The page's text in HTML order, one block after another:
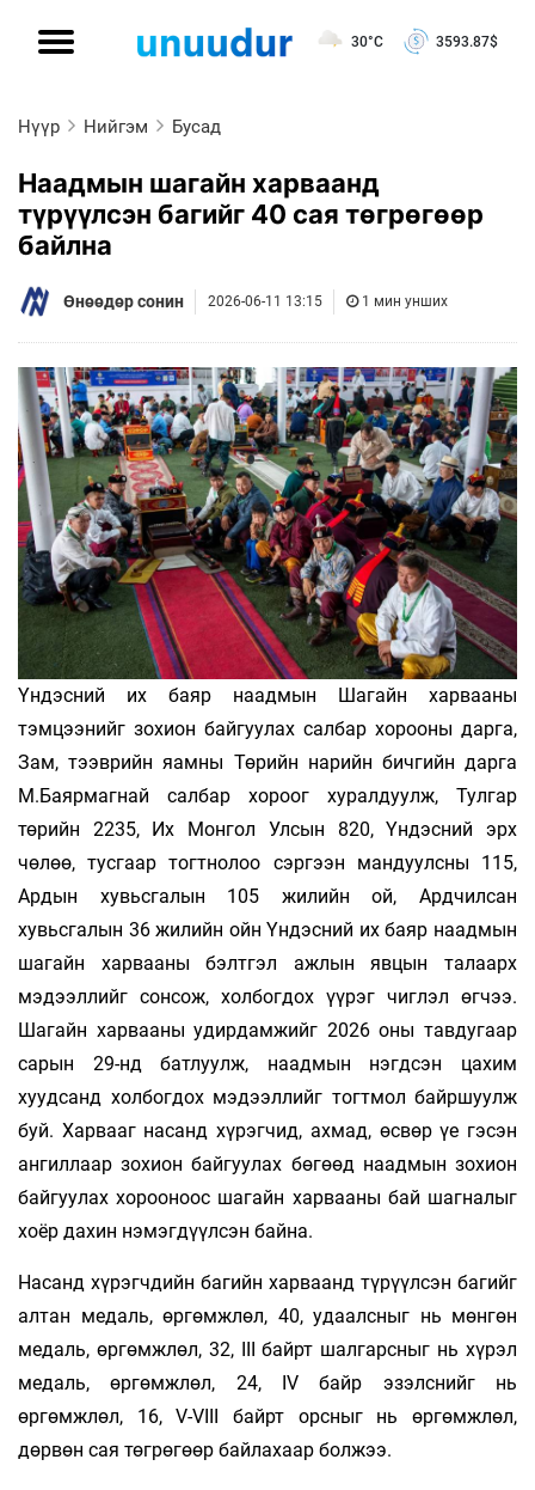
30°C 3593.87$
Нүүр Нийгэм Бусад
Наадмын шагайн харваанд
түрүүлсэн багийг 40 сая төгрөгөөр
байлна
Өнөөдөр сонин 2026-06-11 13:15 1 мин унших
Үндэсний их баяр наадмын Шагайн харвааны
тэмцээнийг зохион байгуулах салбар хорооны дарга,
Зам, тээврийн яамны Төрийн нарийн бичгийн дарга
М.Баярмагнай салбар хороог хуралдуулж, Тулгар
төрийн 2235, Их Монгол Улсын 820, Үндэсний эрх
чөлөө, тусгаар тогтнолоо сэргээн мандуулсны 115,
Ардын хувьсгалын 105 жилийн ой, Ардчилсан
хувьсгалын 36 жилийн ойн Үндэсний их баяр наадмын
шагайн харвааны бэлтгэл ажлын явцын талаарх
мэдээллийг сонсож, холбогдох үүрэг чиглэл өгчээ.
Шагайн харвааны удирдамжийг 2026 оны тавдугаар
сарын 29-нд батлуулж, наадмын нэгдсэн цахим
хуудсанд холбогдох мэдээллийг тогтмол байршуулж
буй. Харвааг насанд хүрэгчид, ахмад, өсвөр үе гэсэн
ангиллаар зохион байгуулах бөгөөд наадмын зохион
байгуулах хорооноос шагайн харвааны бай шагналыг
хоёр дахин нэмэгдүүлсэн байна.
Насанд хүрэгчдийн багийн харваанд түрүүлсэн багийг
алтан медаль, өргөмжлөл, 40, удаалсныг нь мөнгөн
медаль, өргөмжлөл, 32, III байрт шалгарсныг нь хүрэл
медаль, өргөмжлөл, 24, IV байр эзэлснийг нь
өргөмжлөл, 16, V-VIII байрт орсныг нь өргөмжлөл,
дөрвөн сая төгрөгөөр байлахаар болжээ.